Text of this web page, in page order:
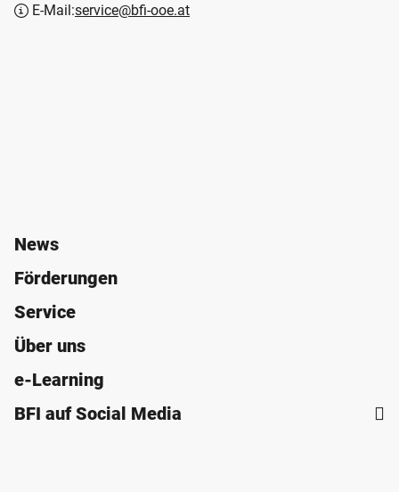
E-Mail:service@bfi-ooe.at
News
Förderungen
Service
Über uns
e-Learning
BFI auf Social Media